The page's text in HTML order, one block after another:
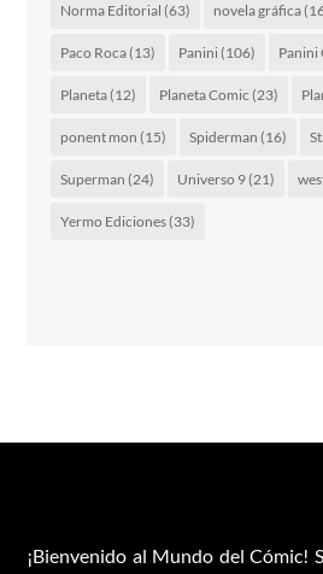
Norma Editorial (63) novela gráfica
Paco Roca(13) Panini(106) Panini
Planeta(12) Planeta Comic (23)
ponent mon (15) Spiderman (16)
Superman (24) Universo 9(21)
Yermo Ediciones(33)
¡Bienvenido al Mundo del Cómic!